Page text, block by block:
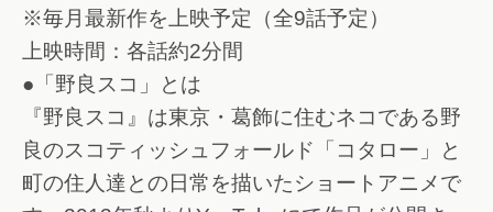
※毎月最新作を上映予定（全9話予定）
上映時間：各話約2分間
●「野良スコ」とは
『野良スコ』は東京・葛飾に住むネコである野
良のスコティッシュフォールド「コタロー」と
町の住人達との日常を描いたショートアニメで